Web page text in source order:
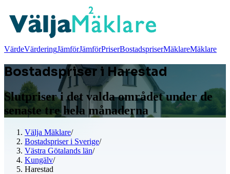
VärdeVärderingJämförJämförPriserBostadspriserMäklareMäklare
Bostadspriser i Harestad
Slutpriser i det valda området under de
senaste tre hela månaderna
Välja Mäklare/
Bostadspriser i Sverige/
Västra Götalands län/
Kungälv/
Harestad